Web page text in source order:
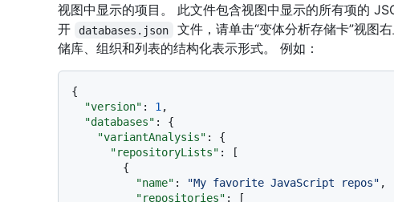
视图中显示的项目。 此文件包含视图中显示的所有项的
开
databases.json 文件，请单击“变体分析存储卡”视图
储库、组织和列表的结构化表示形式。 例如：
{
"version" : 1,
"databases" :
{
"variantAnalysis" :
{
"repositoryLists" :
[
{
"name" : "My favorite JavaScript repos" ,
"repositories" :
[